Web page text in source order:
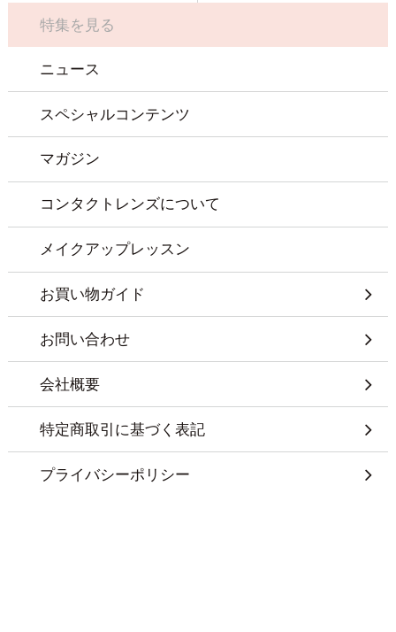
特集を見る
ニュース
スペシャルコンテンツ
マガジン
コンタクトレンズについて
メイクアップレッスン
お買い物ガイド
お問い合わせ
会社概要
特定商取引に基づく表記
プライバシーポリシー